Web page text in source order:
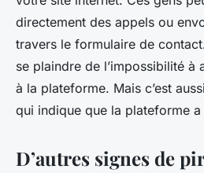
directement des appels ou
travers le formulaire de
se plaindre de l’impossibilité à
à la plateforme. Mais c’est
qui indique que la plateforme a
D’autres signes de